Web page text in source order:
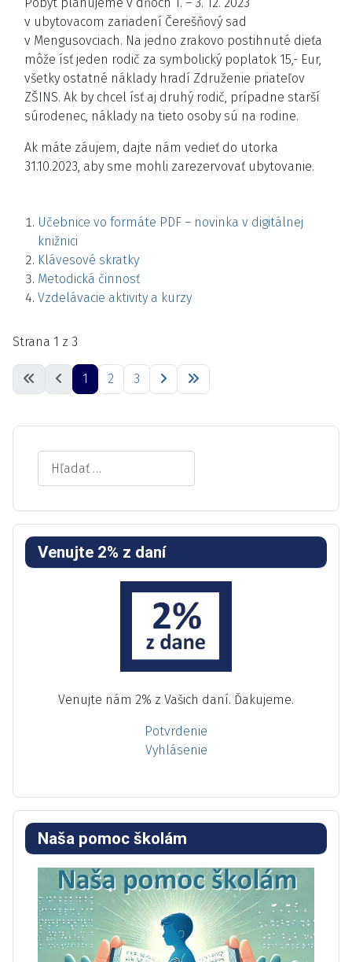
v ubytovacom zariadení Čerešňový sad
v Mengusovciach. Na jedno zrakovo postihnuté dieťa
môže ísť jeden rodič za symbolický poplatok 15,- Eur,
všetky ostatné náklady hradí Združenie priateľov
ZŠINS. Ak by chcel ísť aj druhý rodič, prípadne starší
súrodenec, náklady na tieto osoby sú na rodine.
Ak máte záujem, dajte nám vedieť do utorka
31.10.2023, aby sme mohli zarezervovať ubytovanie.
Učebnice vo formáte PDF – novinka v digitálnej
knižnici
Klávesové skratky
Metodická činnosť
Vzdelávacie aktivity a kurzy
Strana 1 z 3
1 2 3
Venujte 2% z daní
Venujte nám 2% z Vašich daní. Ďakujeme.
Potvrdenie
Vyhlásenie
Naša pomoc školám